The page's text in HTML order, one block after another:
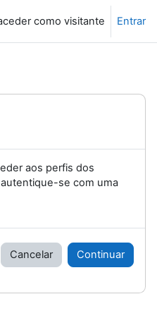
como visitante Entrar
aos perfis dos
se com uma
Cancelar Continuar